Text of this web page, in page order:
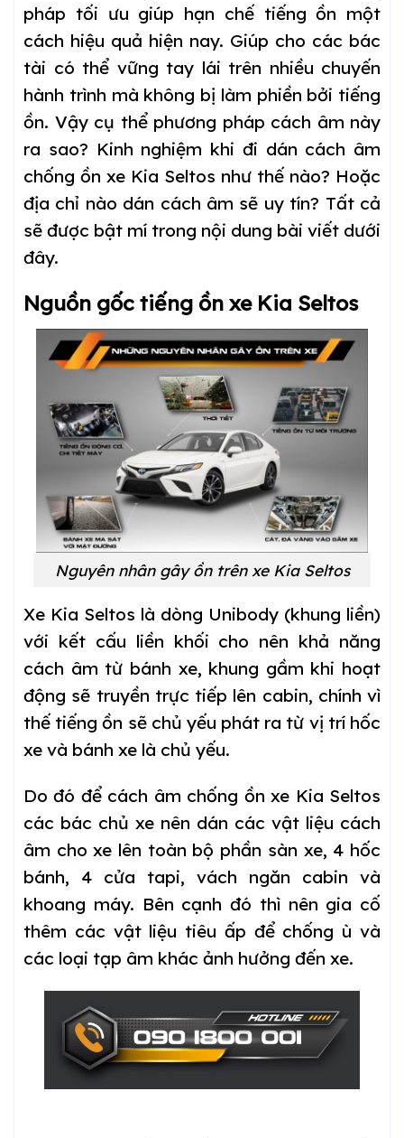
pháp tối ưu giúp hạn chế tiếng ồn một
cách hiệu quả hiện nay. Giúp cho các bác
tài có thể vững tay lái trên nhiều chuyến
hành trình mà không bị làm phiền bởi tiếng
ồn. Vậy cụ thể phương pháp cách âm này
ra sao? Kinh nghiệm khi đi dán cách âm
chống ồn xe Kia Seltos như thế nào? Hoặc
địa chỉ nào dán cách âm sẽ uy tín? Tất cả
sẽ được bật mí trong nội dung bài viết dưới
đây.
Nguồn gốc tiếng ồn xe Kia Seltos
Nguyên nhân gây ồn trên xe Kia Seltos
Xe Kia Seltos là dòng Unibody (khung liền)
với kết cấu liền khối cho nên khả năng
cách âm từ bánh xe, khung gầm khi hoạt
động sẽ truyền trực tiếp lên cabin, chính vì
thế tiếng ồn sẽ chủ yếu phát ra từ vị trí hốc
xe và bánh xe là chủ yếu.
Do đó để cách âm chống ồn xe Kia Seltos
các bác chủ xe nên dán các vật liệu cách
âm cho xe lên toàn bộ phần sàn xe, 4 hốc
bánh, 4 cửa tapi, vách ngăn cabin và
khoang máy. Bên cạnh đó thì nên gia cố
thêm các vật liệu tiêu ấp để chống ù và
các loại tạp âm khác ảnh hưởng đến xe.